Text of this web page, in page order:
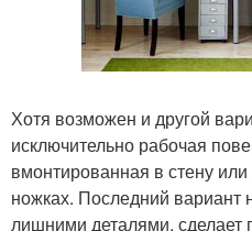
Хотя возможен и другой
исключительно рабочая
вмонтированная в стену
ножках. Последний вариант
лишними деталями, сделает